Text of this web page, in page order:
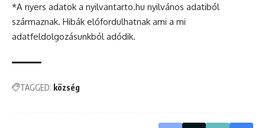
*A nyers adatok a nyilvantarto.hu nyilvános adatiból
származnak. Hibák előfordulhatnak ami a mi
adatfeldolgozásunkból adódik.
TAGGED: község